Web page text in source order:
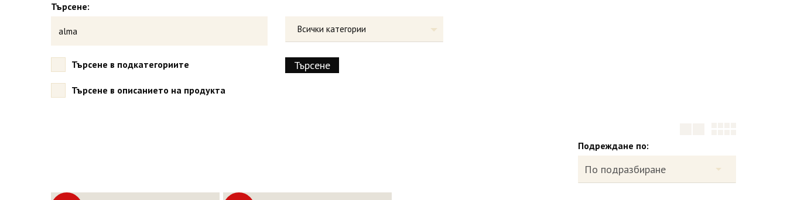
Търсене:
Всички категории
Търсене в подкатегориите
Търсене в описанието на продукта
Подреждане по: